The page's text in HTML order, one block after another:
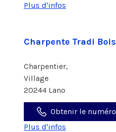
Plus d'infos
Charpente Tradi Bois
Charpentier,
Village
20244 Lano
Obtenir le numéro
Plus d'infos